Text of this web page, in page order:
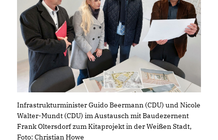
Infrastrukturminister Guido Beermann (CDU) und Nicole
Walter-Mundt (CDU) im Austausch mit Baudezernent
Frank Oltersdorf zum Kitaprojekt in der Weißen Stadt,
Foto: Christian Howe